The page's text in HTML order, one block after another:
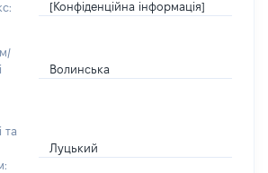
[Конфіденційна інформація]
Волинська
та
Луцький